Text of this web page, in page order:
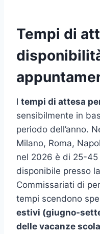
Tempi di
I tempi di attesa
sensibilmente in
periodo dell’anno.
Milano, Roma,
nel 2026 è di 25-
disponibile presso
Commissariati di
tempi scendono
estivi (giugno-
delle vacanze